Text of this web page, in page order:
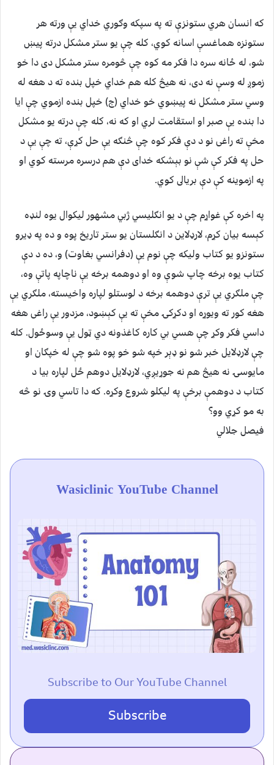
که انسان هري ستونزې ته په سپکه وګوري خداي يې ورته هر
ستونزه هماغسې اسانه کوي، کله چې يو ستر مشکل درته پيښ
شو، له ځانه سره دا فکر مه کوه چې څومره ستر مشکل دى دا خو
زموږ له وسې نه دى، نه هيڅ کله هم خداي خپل بنده ته د هغه له
وسي ستر مشکل نه پيښوي خو خداي (ج) خپل بنده ازموي چې ايا
دا بنده يې صبر او استقامت لري او که نه، کله چې درته يو مشکل
مخې ته راغى نو د دې فکر کوه چې څنګه يې حل کړې، ته چې يې د
حل په فکر کې شې نو بېشکه خداى دې هم درسره مرسته کوي او
په ازموينه کې دې بريالى کوي.
په اخره کې غواړم چې د يو انګليسي ژبي مشهور ليکوال يوه لنډه
کېسه بيان کړم، لارډلاين د انګلستان يو ستر تاريخ پوه و ده په ډيرو
ستونزو يو کتاب وليکه چې نوم يې (دفرانسي بغاوت) و، ده د دې
کتاب يوه برخه چاپ شوې وه او دوهمه برخه يې ناچاپه پاتې وه،
چې ملګري يې ترې دوهمه برخه د لوستلو لپاره واخيسته، ملګري يې
هغه کور ته ويوړه او دکړکۍ مخې ته يې کېښود، مزدور يې راغى هغه
داسي فکر وکړ چې هسي بي کاره کاغذونه دي ټول يې وسوځول. کله
چې لارډلايل خبر شو نو ډېر خپه شو خو پوه شو چې له خپګان او
مايوسۍ نه هيڅ هم نه جوړيږي، لارډلايل دوهم ځل لپاره بيا د
کتاب د دوهمې برخې په ليکلو شروع وکړه. که دا تاسي وۍ نو څه
به مو کړي وو؟
فيصل جلالي
Wasiclinic YouTube Channel
Subscribe to Our YouTube Channel
Subscribe